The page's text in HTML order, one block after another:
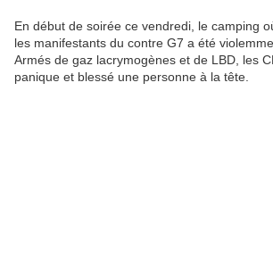
En début de soirée ce vendredi, le camping
les manifestants du contre G7 a été
Armés de gaz lacrymogènes et de LBD, les
panique et blessé une personne à la tête.